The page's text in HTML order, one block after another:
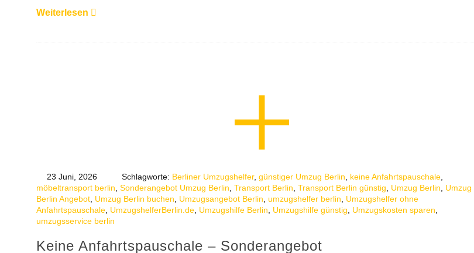
Weiterlesen
23 Juni, 2026 Schlagworte: Berliner Umzugshelfer, günstiger Umzug Berlin keine Anfahrtspauschale
möbeltransport berlin Sonderangebot Umzug Berlin Transport Berlin Transport Berlin günstig Umzug Berlin
Umzug
Berlin Angebot Umzug Berlin buchen Umzugsangebot Berlin umzugshelfer berlin
Umzugshelfer ohne
Anfahrtspauschale UmzugshelferBerlin.de Umzugshilfe Berlin Umzugshilfe günstig Umzugskosten sparen
umzugsservice berlin
Keine Anfahrtspauschale – Sonderangebot